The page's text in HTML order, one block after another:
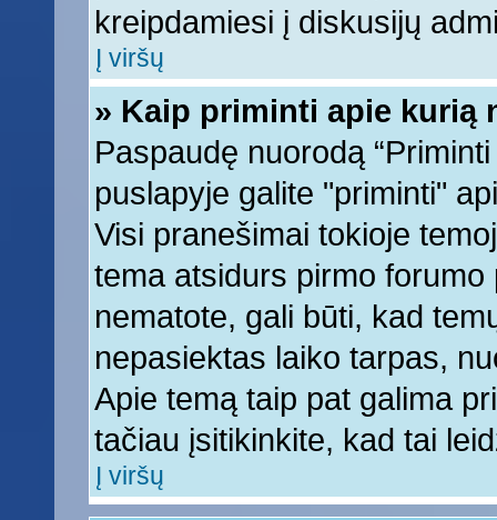
kreipdamiesi į diskusijų
Į viršų
» Kaip priminti apie kurią
Paspaudę nuorodą
puslapyje galite "priminti"
Visi pranešimai tokioje
tema atsidurs pirmo
nematote, gali būti, kad
nepasiektas laiko tarpas,
Apie temą taip pat galima
tačiau įsitikinkite, kad tai
Į viršų